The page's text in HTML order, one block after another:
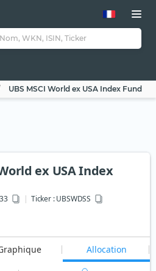
UBS MSCI World ex USA Index Fund
ex USA Index
Ticker :UBSWDSS
Allocation